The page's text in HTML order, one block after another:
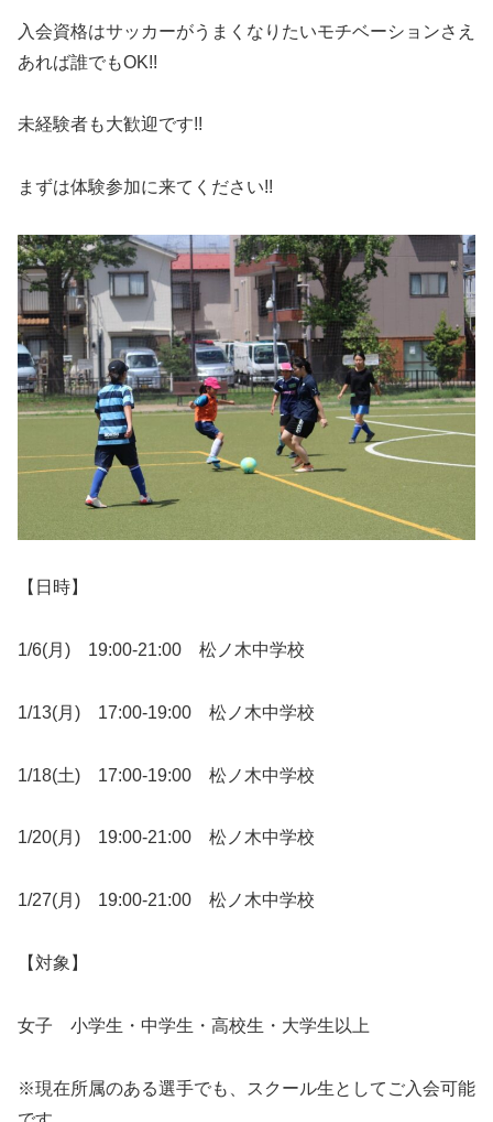
入会資格はサッカーがうまくなりたいモチベーションさえ
あれば誰でもOK!!
未経験者も大歓迎です!!
まずは体験参加に来てください!!
【日時】
1/6(月) 19:00-21:00 松ノ木中学校
1/13(月) 17:00-19:00 松ノ木中学校
1/18(土) 17:00-19:00 松ノ木中学校
1/20(月) 19:00-21:00 松ノ木中学校
1/27(月) 19:00-21:00 松ノ木中学校
【対象】
女子 小学生・中学生・高校生・大学生以上
※現在所属のある選手でも、スクール生としてご入会可能